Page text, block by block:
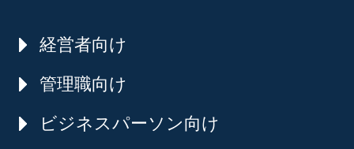
経営者向け
管理職向け
ビジネスパーソン向け